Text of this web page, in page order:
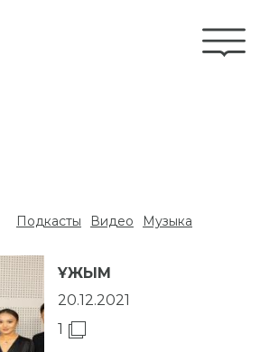
Подкасты Видео Музыка
ҰЖЫМ
20.12.2021
1